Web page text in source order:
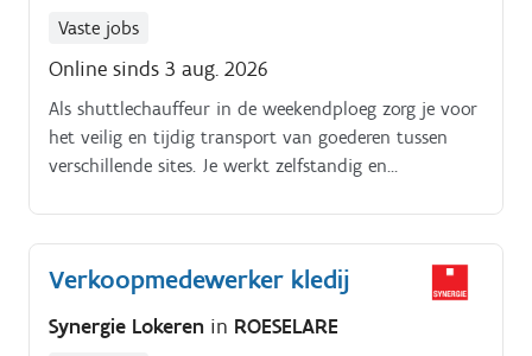
Vaste jobs
Online sinds 3 aug. 2026
Als shuttlechauffeur in de weekendploeg zorg je voor
het veilig en tijdig transport van goederen tussen
verschillende sites. Je werkt zelfstandig en
laden en lossen van de vrachtwagen.
Verkoopmedewerker kledij
Synergie Lokeren in ROESELARE